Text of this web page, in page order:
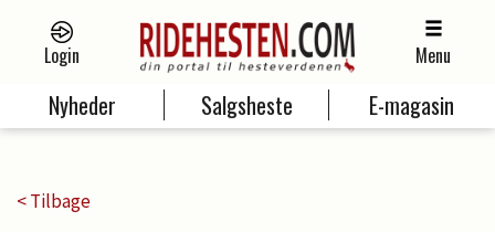
Login Menu
Nyheder Salgsheste E-magasin
< Tilbage